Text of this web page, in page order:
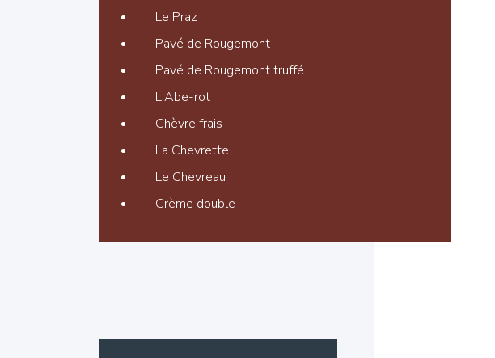
Le Praz
Pavé de Rougemont
Pavé de Rougemont truffé
L'Abe-rot
Chèvre frais
La Chevrette
Le Chevreau
Crème double